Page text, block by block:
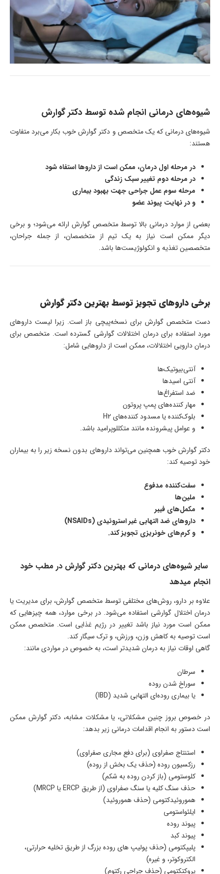
شیوه‌های درمانی انجام شده توسط دکتر گوارش
شیوه‌های درمانی که یک متخصص و دکتر گوارش خوب بکار می‌برد متفاوت
هستند:
در مرحله اول درمان، ممکن است از داروها استفاه شود
در مرحله دوم تغییر سبک زندگی
مرحله سوم عمل جراحی جهت بهبود بیماری
و در نهایت پیوند عضو
بعضی از موارد درمانی بالا توسط متخصص گوارش ارائه می‌شود؛ و برخی
دیگر ممکن است نیاز به یک تیم از متخصصان، از جمله جراحان،
متخصصین تغذیه و انکولوژیست‌ها باشد.
برخی داروهای تجویز توسط بهترین دکتر گوارش
دست متخصص گوارش برای نسخه‌پیچی باز است. زیرا لیست داروهای
مورد استفاده برای درمان اختلالات گوارشی گسترده است. متخصص برای
درمان دارویی اختلالات، ممکن است از داروهایی شامل:
آنتی‌بیوتیک‌ها
آنتی اسیدها
ضد استفراغ‌ها
مهار کننده‌های پمپ پروتون
بلوک‌کننده یا مسدود کننده‌های H2
و عوامل پیشرونده مانند متکللوپرامید باشد.
دکتر گوارش خوب همچنین می‌تواند داروهای بدون نسخه زیر را به بیماران
خود توصیه کند:
سفت‌کننده مدفوع
ملین‌ها
مکمل‌های فیبر
داروهای ضد التهابی غیر استروئیدی (NSAIDs)
و کرم‌های خونریزی تجویز کند.
سایر شیوه‌های درمانی که بهترین دکتر گوارش در مطب خود
انجام میدهد
علاوه بر دارو، روش‌های مختلفی توسط متخصص گوارش، برای مدیریت یا
درمان اختلال گوارشی استفاده می‌شود. در برخی موارد، همه چیزهایی که
ممکن است مورد نیاز باشد تغییر در رژیم غذایی است. متخصص ممکن
است توصیه به کاهش وزن، ورزش، و ترک سیگار کند.
گاهی اوقات نیاز به درمان شدیدتر است، به خصوص در مواردی مانند:
سرطان
سوراخ شدن روده
یا بیماری روده‌ای التهابی شدید (IBD)
در خصوص بروز چنین مشکلاتی، یا مشکلات مشابه، دکتر گوارش ممکن
است دستور به انجام اقدامات درمانی زیر بدهد:
استنتاج صفراوی (برای دفع مجاری صفراوی)
رزکسیون روده (حذف یک بخش از روده)
کلوستومی (باز کردن روده به شکم)
حذف سنگ کلیه یا سنگ صفراوی (از طریق ERCP یا MRCP)
هموروئیدکتومی (حذف هموروئید)
ایلئواستومی
پیوند روده
پیوند کبد
پلیپکتومی (حذف پولیپ های روده بزرگ از طریق تخلیه حرارتی،
الکتروکوتر، و غیره)
پروکتکتومی (حذف جراحی رکتوم)